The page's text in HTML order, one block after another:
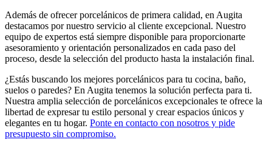
Además de ofrecer porcelánicos de primera calidad, en Augita
destacamos por nuestro servicio al cliente excepcional. Nuestro
equipo de expertos está siempre disponible para proporcionarte
asesoramiento y orientación personalizados en cada paso del
proceso, desde la selección del producto hasta la instalación final.
¿Estás buscando los mejores porcelánicos para tu cocina, baño,
suelos o paredes? En Augita tenemos la solución perfecta para ti.
Nuestra amplia selección de porcelánicos excepcionales te ofrece la
libertad de expresar tu estilo personal y crear espacios únicos y
elegantes en tu hogar. Ponte en contacto con nosotros y pide
presupuesto sin compromiso.